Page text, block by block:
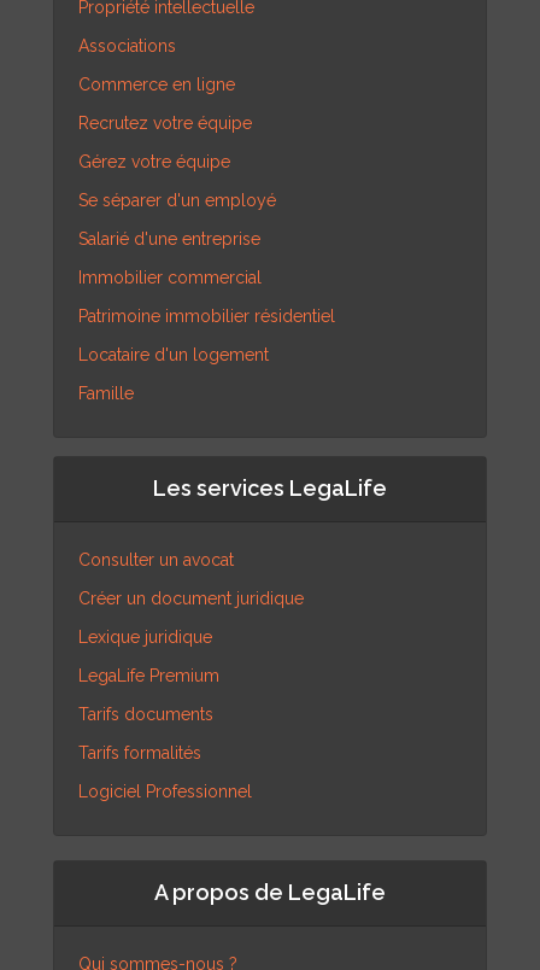
Propriété intellectuelle
Associations
Commerce en ligne
Recrutez votre équipe
Gérez votre équipe
Se séparer d'un employé
Salarié d'une entreprise
Immobilier commercial
Patrimoine immobilier résidentiel
Locataire d'un logement
Famille
Les services LegaLife
Consulter un avocat
Créer un document juridique
Lexique juridique
LegaLife Premium
Tarifs documents
Tarifs formalités
Logiciel Professionnel
A propos de LegaLife
Qui sommes-nous ?